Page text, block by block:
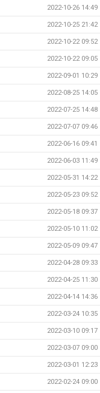
2022-10-26 14:49
2022-10-25 21:42
2022-10-22 09:52
2022-10-22 09:05
2022-09-01 10:29
2022-08-25 14:05
2022-07-25 14:48
2022-07-07 09:46
2022-06-16 09:41
2022-06-03 11:49
2022-05-31 14:22
2022-05-23 09:52
2022-05-18 09:37
2022-05-10 11:02
2022-05-09 09:47
2022-04-28 09:33
2022-04-25 11:30
2022-04-14 14:36
2022-03-24 10:35
2022-03-10 09:17
2022-03-07 09:00
2022-03-01 12:23
2022-02-24 09:00